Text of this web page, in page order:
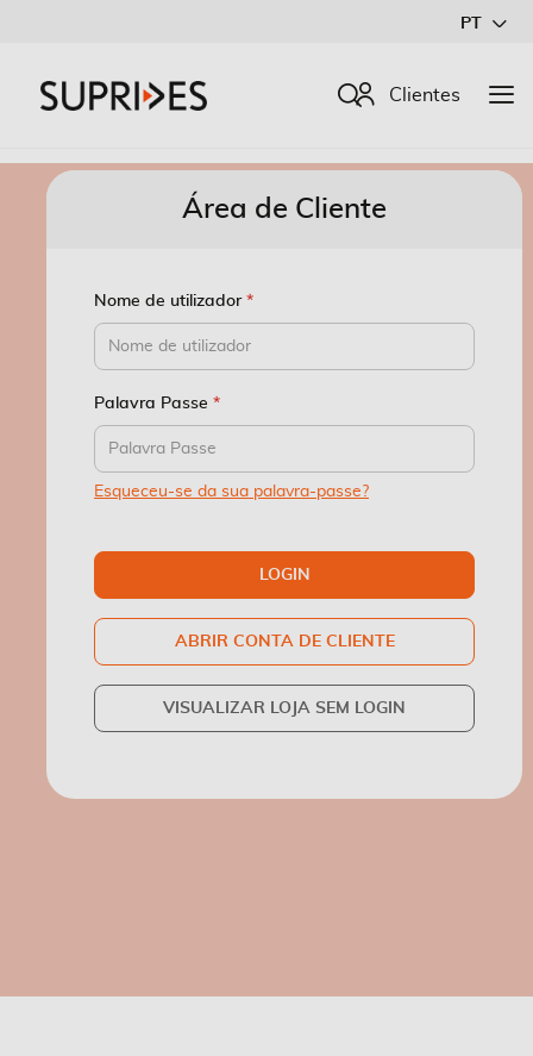
Conteúdo
PT
Procurar
Clientes
Área de Cliente
Nome de utilizador
Palavra Passe
Esqueceu-se da sua palavra-passe?
LOGIN
ABRIR CONTA DE CLIENTE
VISUALIZAR LOJA SEM LOGIN